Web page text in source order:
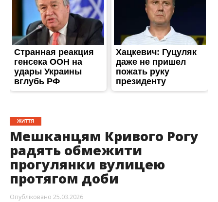
ЖИТТЯ
Мешканцям Кривого Рогу
радять обмежити
прогулянки вулицею
протягом доби
Опубліковано 25.03.2026